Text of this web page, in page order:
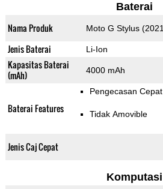
Baterai
Nama Produk Moto G Stylus
Jenis Baterai Li-Ion
Kapasitas Baterai
(mAh)
4000 mAh
Baterai Features
Pengecasan Cepat
Tidak Amovible
Jenis Caj Cepat
Komputasi